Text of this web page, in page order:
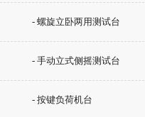
- 螺旋立卧两用测试台
- 手动立式侧摇测试台
- 按键负荷机台